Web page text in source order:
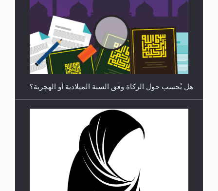
**الحصن الحصين من وساوس المعارضين ...**...
هل يجوز فتح مشروع كوافير نسائي للمحجبات وغير